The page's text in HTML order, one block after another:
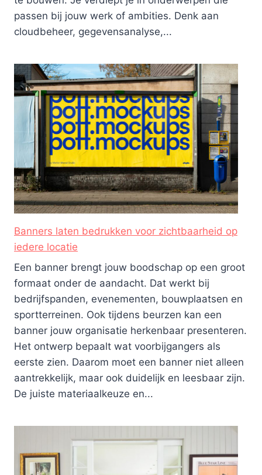
passen bij jouw werk of ambities. Denk aan
cloudbeheer, gegevensanalyse,...
Banners laten bedrukken voor zichtbaarheid op
iedere locatie
Een banner brengt jouw boodschap op een groot
formaat onder de aandacht. Dat werkt bij
bedrijfspanden, evenementen, bouwplaatsen en
sportterreinen. Ook tijdens beurzen kan een
banner jouw organisatie herkenbaar presenteren.
Het ontwerp bepaalt wat voorbijgangers als
eerste zien. Daarom moet een banner niet alleen
aantrekkelijk, maar ook duidelijk en leesbaar zijn.
De juiste materiaalkeuze en...